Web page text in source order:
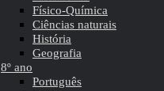
Físico-Química
Ciências naturais
História
Geografia
8º ano
Português